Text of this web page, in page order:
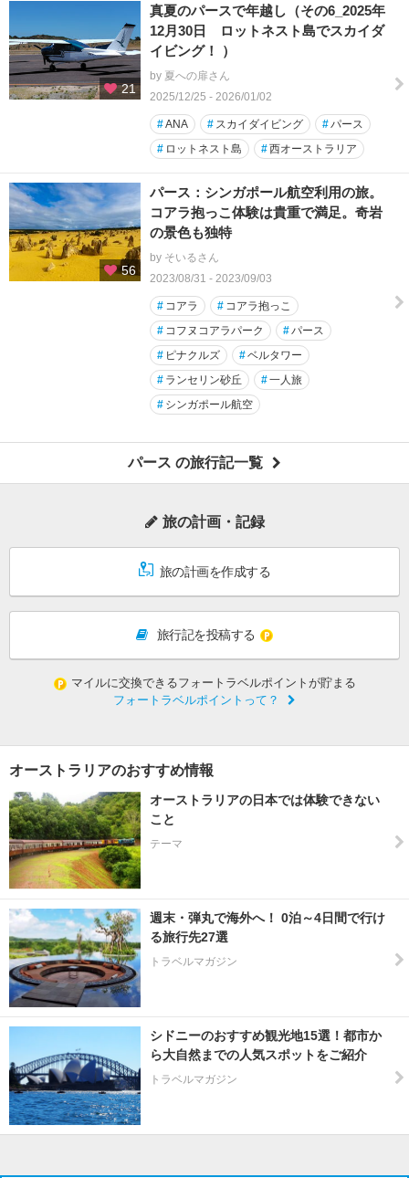
21
真夏のパースで年越し（その6_2025年
12月30日 ロットネスト島でスカイダ
イビング！ ）
by 夏への扉さん
2025/12/25 - 2026/01/02
#ANA # スカイダイビング #パース
# ロットネスト島 #西オーストラリア
56
パース：シンガポール航空利用の旅。
コアラ抱っこ体験は貴重で満足。奇岩
の景色も独特
by そいるさん
2023/08/31 - 2023/09/03
# コアラ # コアラ抱っこ
# コフヌコアラパーク #パース
# ピナクルズ #ベルタワー
# ランセリン砂丘 #一人旅
# シンガポール航空
パース の旅行記一覧
旅の計画・記録
旅の計画を作成する
旅行記を投稿する
マイルに交換できるフォートラベルポイントが貯まる
フォートラベルポイントって？
オーストラリアのおすすめ情報
オーストラリアの日本では体験できない
こと
テーマ
週末・弾丸で海外へ！ 0泊～4日間で行け
る旅行先27選
トラベルマガジン
シドニーのおすすめ観光地15選！都市か
ら大自然までの人気スポットをご紹介
トラベルマガジン